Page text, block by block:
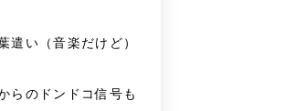
遣い（音楽だけど）
らのドンドコ信号も